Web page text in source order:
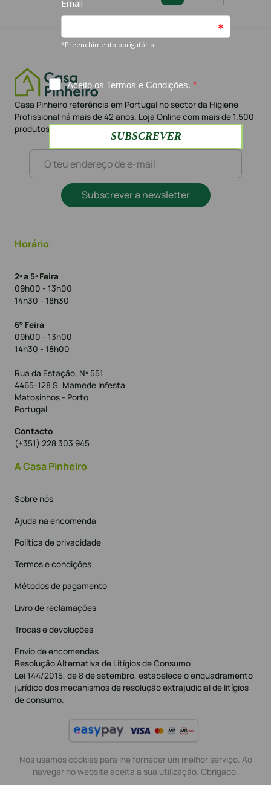
Casa Pinheiro referência em Portugal no sector da Higiene
Profissional há mais de 42 anos. Loja Online com mais de 1.500
produtos e mais de 10.000 clientes
Subscrever a newsletter
Horário
2ª a 5ª Feira
09h00 - 13h00
14h30 - 18h30
6° Feira
09h00 - 13h00
14h30 - 18h00
Rua da Estação, Nº 551
4465-128 S. Mamede Infesta
Matosinhos - Porto
Portugal
Contacto
(+351) 228 303 945
A Casa Pinheiro
Sobre nós
Ajuda na encomenda
Política de privacidade
Termos e condições
Métodos de pagamento
Livro de reclamações
Trocas e devoluções
Envio de encomendas
Resolução Alternativa de Litígios de Consumo
Lei 144/2015, de 8 de setembro, estabelece o enquadramento
jurídico dos mecanismos de resolução extrajudicial de litígios
de consumo.
Nós usamos cookies para lhe fornecer um melhor serviço. Ao
navegar no website aceita a sua utilização. Obrigado.